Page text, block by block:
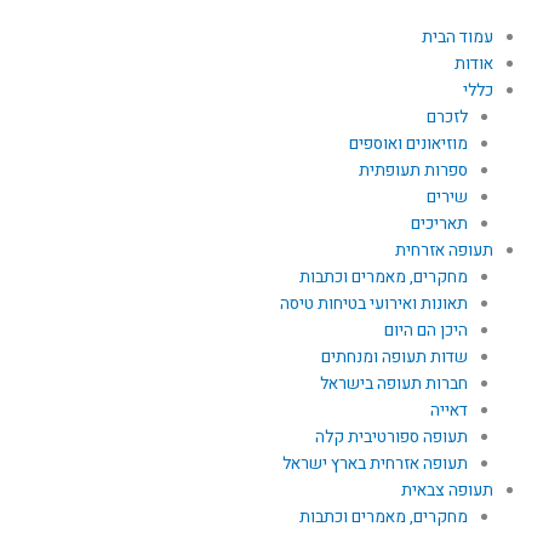
עמוד הבית
אודות
כללי
לזכרם
מוזיאונים ואוספים
ספרות תעופתית
שירים
תאריכים
תעופה אזרחית
מחקרים, מאמרים וכתבות
תאונות ואירועי בטיחות טיסה
היכן הם היום
שדות תעופה ומנחתים
חברות תעופה בישראל
דאייה
תעופה ספורטיבית קלה
תעופה אזרחית בארץ ישראל
תעופה צבאית
מחקרים, מאמרים וכתבות